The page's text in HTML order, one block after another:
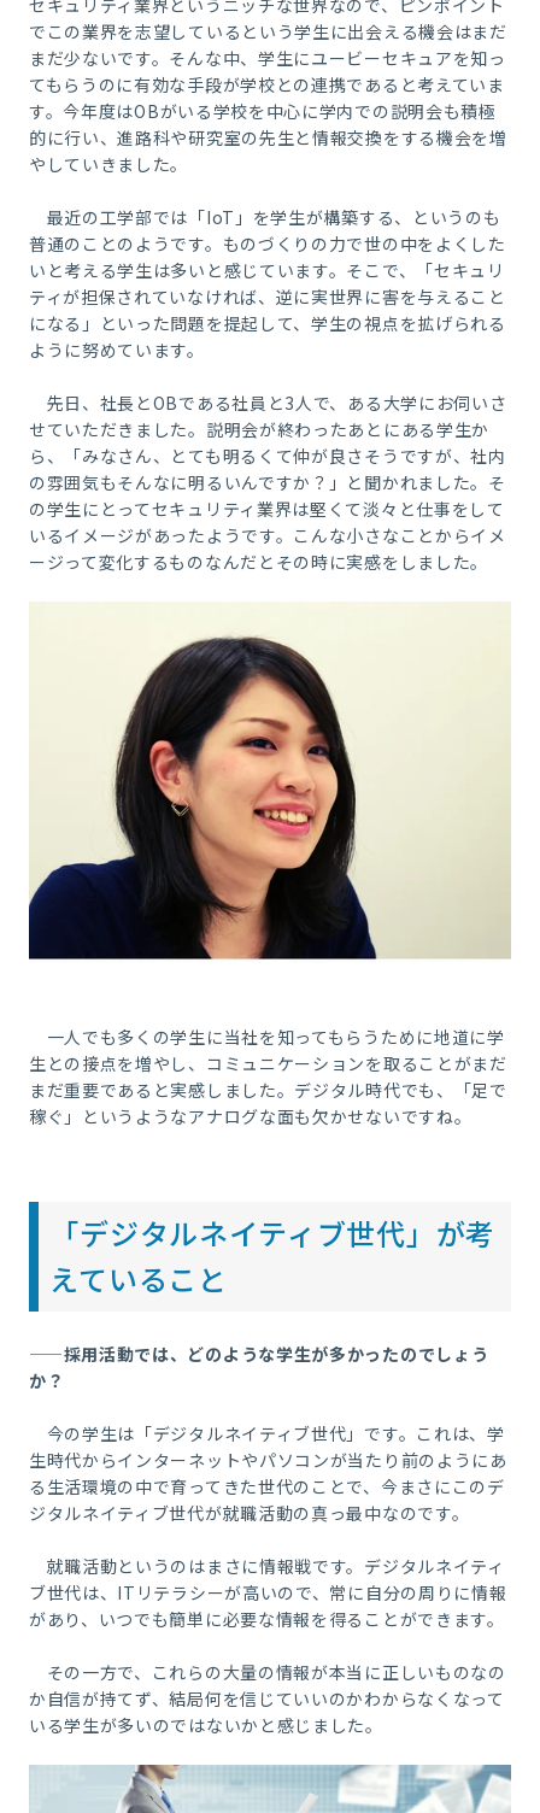
セキュリティ業界というニッチな世界なので、ピンポイント
でこの業界を志望しているという学生に出会える機会はまだ
まだ少ないです。そんな中、学生にユービーセキュアを知っ
てもらうのに有効な手段が学校との連携であると考えていま
す。 今年度はOBがいる学校を中心に学内での説明会も積極
的に行い、進路科や研究室の先生と情報交換をする機会を増
やしていきました。
最近の工学部では「IoT」 を学生が構築する、というのも
普通のことのようです。ものづくりの力で世の中をよくした
いと考える学生は多いと感じています。そこで、「セキュリ
ティが担保されていなければ、逆に実世界に害を与えること
になる」といった問題を提起して、学生の視点を拡げられる
ように努めています。
先日、社長とOBである社員と3人で、ある大学にお伺いさ
せていただきました。説明会が終わったあとにある学生か
ら、「みなさん、とても明るくて仲が良さそうですが、社内
の雰囲気もそんなに明るいんですか？」と聞かれました。そ
の学生にとってセキュリティ業界は堅くて淡々と仕事をして
いるイメージがあったようです。 こんな小さなことからイメ
ージって変化するものなんだとその時に実感をしました。
一人でも多くの学生に当社を知ってもらうために地道に学
生との接点を増やし、コミュニケーションを取ることがまだ
まだ重要であると実感しました。デジタル時代でも、「足で
稼ぐ」というようなアナログな面も欠かせないですね。
「デジタルネイティブ世代」が考
えていること
――採用活動では、どのような学生が多かったのでしょう
か？
今の学生は「デジタルネイティブ世代」です。これは、学
生時代からインターネットやパソコンが当たり前のようにあ
る生活環境の中で育ってきた世代のことで、今まさにこのデ
ジタルネイティブ世代が就職活動の真っ最中なのです。
就職活動というのはまさに情報戦です。デジタルネイティ
ブ世代は、 IT リテラシーが高いので、常に自分の周りに情報
があり、いつでも簡単に必要な情報を得ることができます。
その一方で、これらの大量の情報が本当に正しいものなの
か自信が持てず、結局何を信じていいのかわからなくなって
いる学生が多いのではないかと感じました。